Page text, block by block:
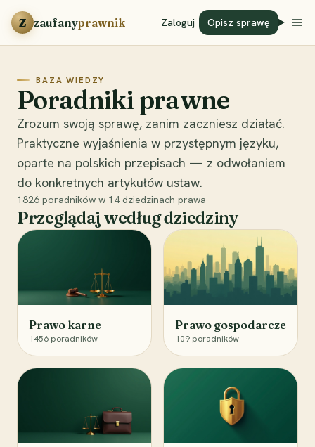
Przejdź do treści
Z zaufanyprawnik Zaloguj Opisz sprawę
BAZA WIEDZY
Poradniki prawne
Zrozum swoją sprawę, zanim zaczniesz działać.
Praktyczne wyjaśnienia w przystępnym języku,
oparte na polskich przepisach — z odwołaniem
do konkretnych artykułów ustaw.
1826 poradników w 14 dziedzinach prawa
Przeglądaj według dziedziny
Prawo karne
1456 poradników
Prawo gospodarcze
109 poradników